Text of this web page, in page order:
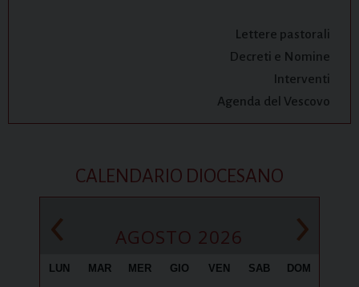
Lettere pastorali
Decreti e Nomine
Interventi
Agenda del Vescovo
CALENDARIO DIOCESANO
‹ AGOSTO 2026 ›
LUN MAR MER GIO VEN SAB DOM